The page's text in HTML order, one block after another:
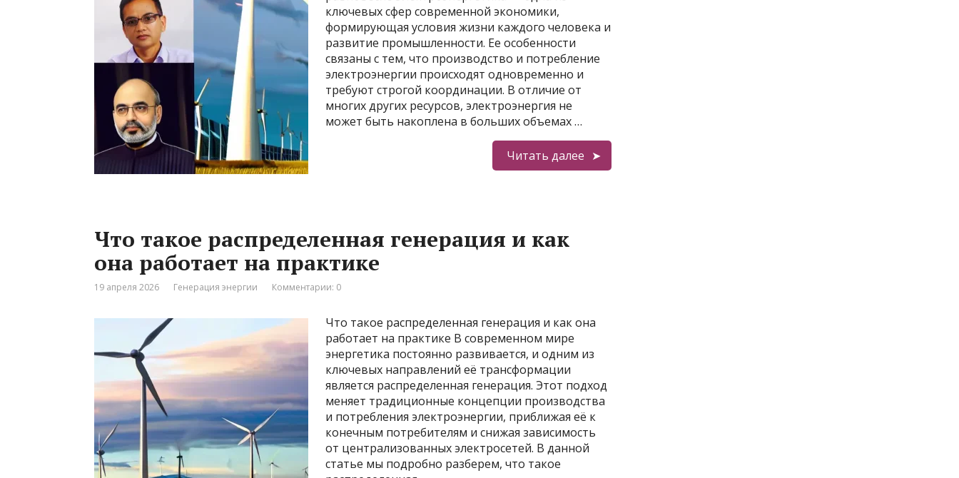
ключевых сфер современной экономики,
формирующая условия жизни каждого человека и
развитие промышленности. Ее особенности
связаны с тем, что производство и потребление
электроэнергии происходят одновременно и
требуют строгой координации. В отличие от
многих других ресурсов, электроэнергия не
может быть накоплена в больших объемах …
Читать далее
Что такое распределенная генерация и как
она работает на практике
19 апреля 2026 Генерация энергии Комментарии: 0
Что такое распределенная генерация и как она
работает на практике В современном мире
энергетика постоянно развивается, и одним из
ключевых направлений её трансформации
является распределенная генерация. Этот подход
меняет традиционные концепции производства
и потребления электроэнергии, приближая её к
конечным потребителям и снижая зависимость
от централизованных электросетей. В данной
статье мы подробно разберем, что такое